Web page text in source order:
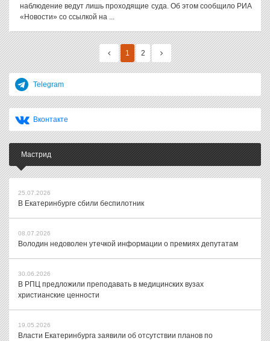
наблюдение ведут лишь проходящие суда. Об этом сообщило РИА
«Новости» со ссылкой на ...
1 2
Telegram
Вконтакте
Мастрид
25.07.2026
В Екатеринбурге сбили беспилотник
08.07.2026
Володин недоволен утечкой информации о премиях депутатам
30.06.2026
В РПЦ предложили преподавать в медицинских вузах
христианские ценности
19.05.2026
Власти Екатеринбурга заявили об отсутствии планов по